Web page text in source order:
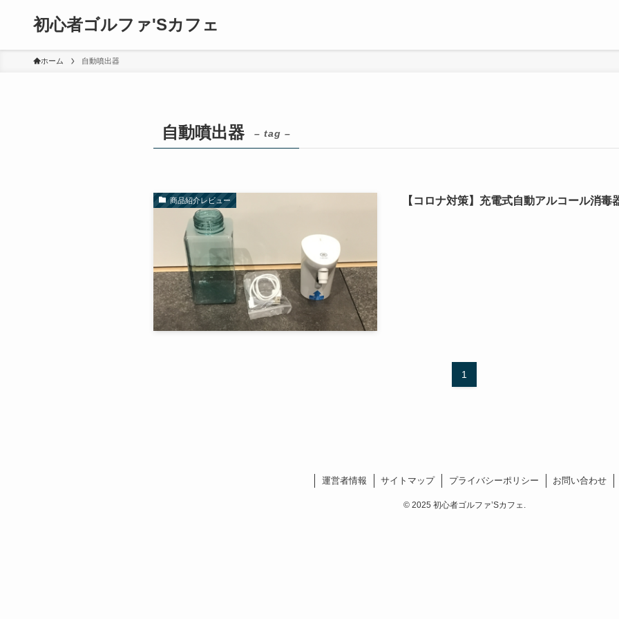
初心者ゴルファ'Sカフェ
ホーム 自動噴出器
自動噴出器 – tag –
商品紹介レビュー 【コロナ対策】充電式自動アルコール消毒
1
運営者情報 サイトマップ プライバシーポリシー お問い合わせ
©2025 初心者ゴルファ’Sカフェ.